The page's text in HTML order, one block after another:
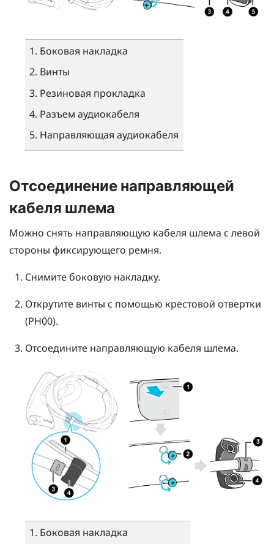
Боковая накладка
Винты
Резиновая прокладка
Разъем аудиокабеля
Направляющая аудиокабеля
Отсоединение направляющей
кабеля шлема
Можно снять направляющую кабеля шлема с левой
стороны фиксирующего ремня.
Снимите боковую накладку.
Открутите винты с помощью крестовой отвертки
(PH00).
Отсоедините направляющую кабеля шлема.
Боковая накладка